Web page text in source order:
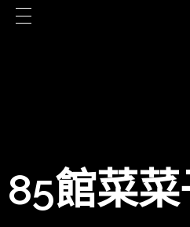
85館菜菜